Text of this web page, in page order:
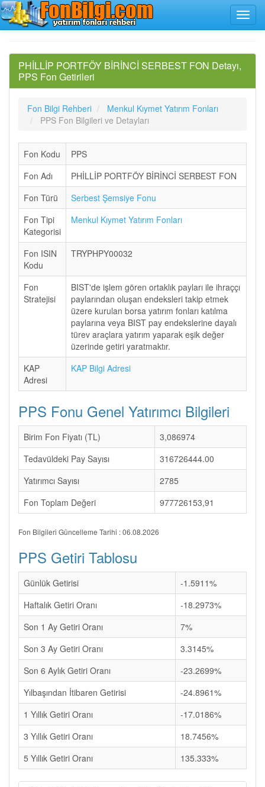
PHİLLİP PORTFÖY BİRİNCİ SERBEST FON Detayı,
PPS Fon Getirileri
Fon Bilgi Rehberi
Menkul Kıymet Yatırım Fonları
PPS Fon Bilgileri ve Detayları
Fon Kodu
PPS
Fon Adı
PHİLLİP PORTFÖY BİRİNCİ SERBEST FON
Fon Türü
Serbest Şemsiye Fonu
Fon Tipi
Kategorisi
Menkul Kıymet Yatırım Fonları
Fon ISIN
Kodu
TRYPHPY00032
Fon
Stratejisi
BIST'de işlem gören ortaklık payları ile ihraççı
paylarından oluşan endeksleri takip etmek
üzere kurulan borsa yatırım fonları katılma
paylarına veya BIST pay endekslerine dayalı
türev araçlara yatırım yaparak eşik değer
üzerinde getiri yaratmaktır.
KAP
Adresi
KAP Bilgi Adresi
PPS Fonu Genel Yatırımcı Bilgileri
Birim Fon Fiyatı (TL)
3,086974
Tedavüldeki Pay Sayısı
316726444.00
Yatırımcı Sayısı
2785
Fon Toplam Değeri
977726153,91
Fon Bilgileri Güncelleme Tarihi : 06.08.2026
PPS Getiri Tablosu
Günlük Getirisi
-1.5911%
Haftalık Getiri Oranı
-18.2973%
Son 1 Ay Getiri Oranı
7%
Son 3 Ay Getiri Oranı
3.3145%
Son 6 Aylık Getiri Oranı
-23.2699%
Yılbaşından İtibaren Getirisi
-24.8961%
1 Yıllık Getiri Oranı
-17.0186%
3 Yıllık Getiri Oranı
18.7456%
5 Yıllık Getiri Oranı
135.333%